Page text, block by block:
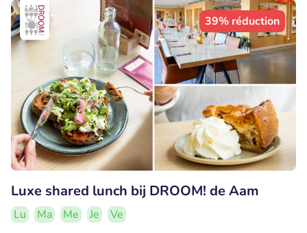
39% réduction
Luxe shared lunch bij DROOM! de Aam
Lu Ma Me Je
Ve